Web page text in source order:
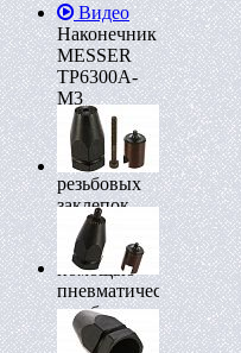
Видео
Наконечник
MESSER
TP6300A-
M3
применяется
для
установки
резьбовых
заклепок
размером
М3 с
помощью
пневматического
резьбового
заклепочника